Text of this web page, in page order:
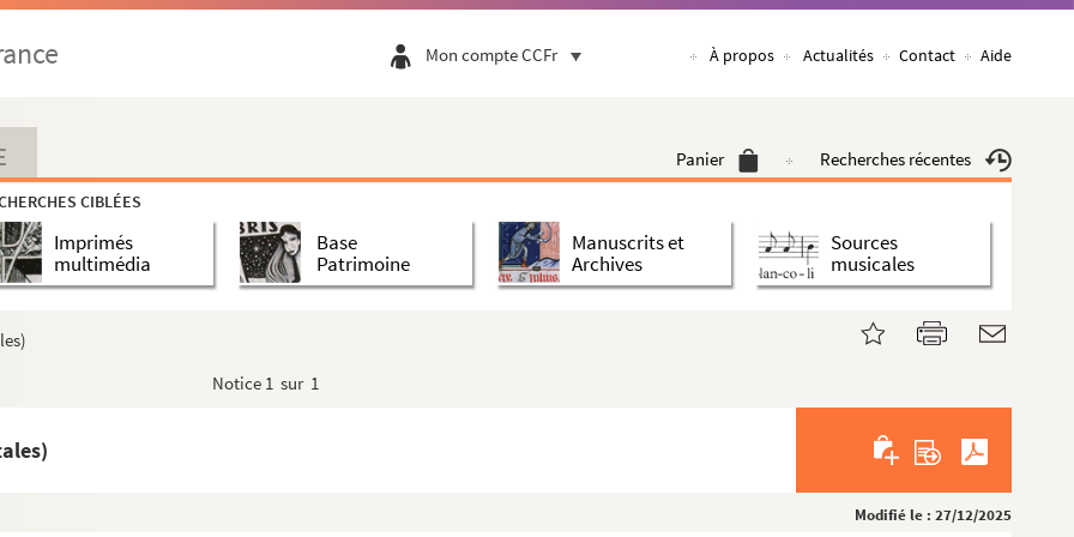
Mon compte CCFr À propos Actualités Contact Aide
Panier Recherches récentes
CIBLÉES
Imprimés
multimédia
Base
Patrimoine
Manuscrits et
Archives
Sources
musicales
Notice 1 sur 1
Modifié le : 27/12/2025